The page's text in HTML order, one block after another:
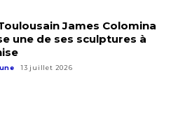
James Colomina
une de ses sculptures à
13 juillet 2026